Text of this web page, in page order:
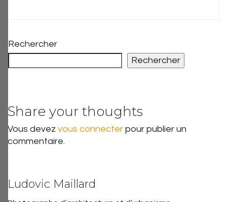
Rechercher
Rechercher
Share your thoughts
Vous devez vous connecter pour publier un
commentaire.
Ludovic Maillard